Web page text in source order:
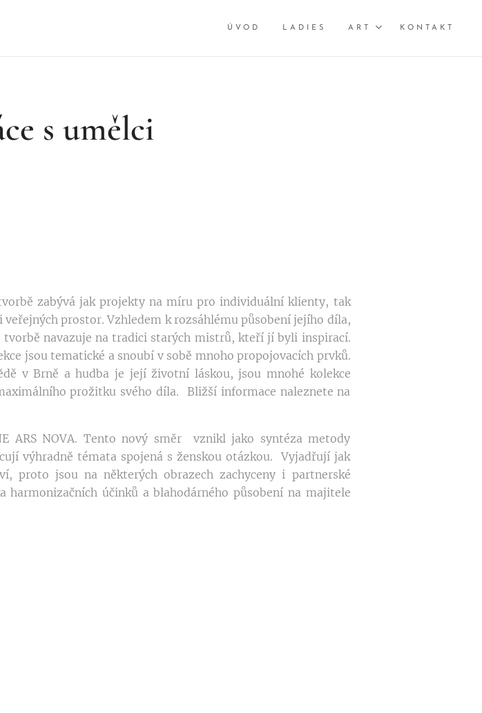
ÚVOD LADIES ART KONTAKT
s umělci
zabývá jak projekty na míru pro individuální klienty, tak
prostor. Vzhledem k rozsáhlému působení jejího díla,
navazuje na tradici starých mistrů, kteří jí byli inspirací.
jsou tematické a snoubí v sobě mnoho propojovacích prvků.
v Brně a hudba je její životní láskou, jsou mnohé kolekce
prožitku svého díla. Bližší informace naleznete na
ARS NOVA. Tento nový směr vznikl jako syntéza metody
výhradně témata spojená s ženskou otázkou. Vyjadřují jak
jsou na některých obrazech zachyceny i partnerské
účinků a blahodárného působení na majitele